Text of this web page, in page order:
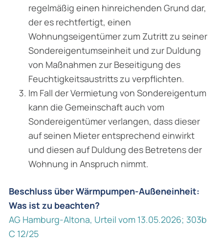
regelmäßig einen hinreichenden Grund dar,
der es rechtfertigt, einen
Wohnungseigentümer zum Zutritt zu seiner
Sondereigentumseinheit und zur Duldung
von Maßnahmen zur Beseitigung des
Feuchtigkeitsaustritts zu verpflichten.
Im Fall der Vermietung von Sondereigentum
kann die Gemeinschaft auch vom
Sondereigentümer verlangen, dass dieser
auf seinen Mieter entsprechend einwirkt
und diesen auf Duldung des Betretens der
Wohnung in Anspruch nimmt.
Beschluss über Wärmpumpen-Außeneinheit:
Was ist zu beachten?
AG Hamburg-Altona, Urteil vom 13.05.2026; 303b
C 12/25